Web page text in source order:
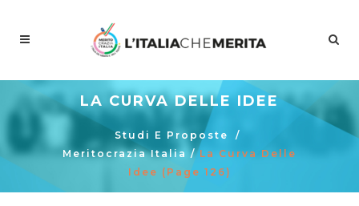
LA CURVA DELLE IDEE
Studi E Proposte
/
Meritocrazia Italia /La Curva Delle
Idee (Page 126)